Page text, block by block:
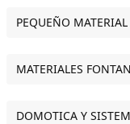
PEQUEÑO
MATERIALES
DOMOTICA Y